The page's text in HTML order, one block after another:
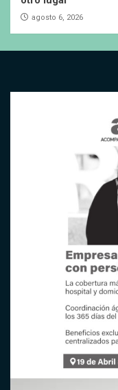
agosto 6, 2026